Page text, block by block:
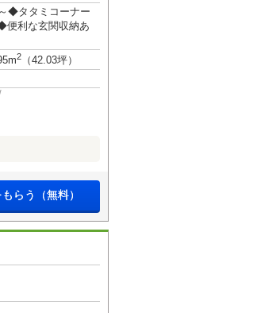
◆タタミコーナー
便利な玄関収納あ
2
（42.03坪）
らう（無料）